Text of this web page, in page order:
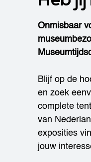
Onmisbaar
Blijf op de
en zoek
complete
van
exposities
jouw